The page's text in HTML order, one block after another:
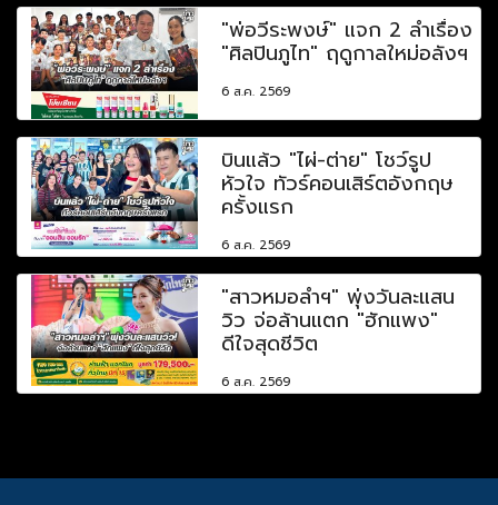
"พ่อวีระพงษ์" แจก 2 ลำเรื่อง
"ศิลปินภูไท" ฤดูกาลใหม่อลังฯ
6 ส.ค. 2569
บินแล้ว "ไผ่-ต่าย" โชว์รูป
หัวใจ ทัวร์คอนเสิร์ตอังกฤษ
ครั้งแรก
6 ส.ค. 2569
"สาวหมอลำฯ" พุ่งวันละแสน
วิว จ่อล้านแตก "ฮักแพง"
ดีใจสุดชีวิต
6 ส.ค. 2569